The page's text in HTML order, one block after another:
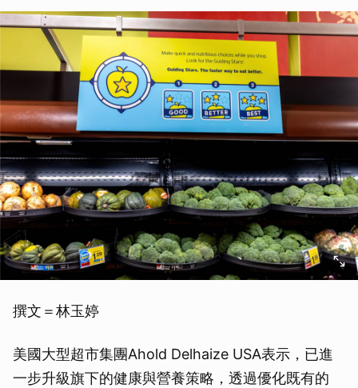
撰文＝林玉婷
美國大型超市集團Ahold Delhaize USA表示，已進
一步升級旗下的健康與營養策略，透過優化既有的